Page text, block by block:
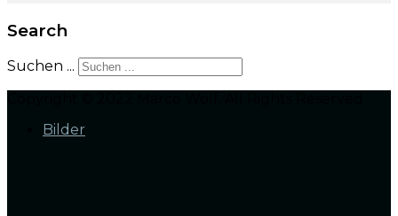
Search
Suchen ...
Bilder